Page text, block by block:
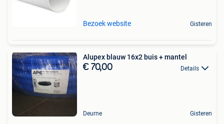
Bezoek website Gisteren
Alupex blauw 16x2 buis + mantel
€ 70,00 Details
Deurne Gisteren